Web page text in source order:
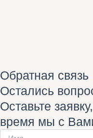
Обратная связь
Остались
Оставьте
время мы с